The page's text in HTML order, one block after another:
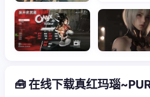
🧰 在线下载真红玛瑙